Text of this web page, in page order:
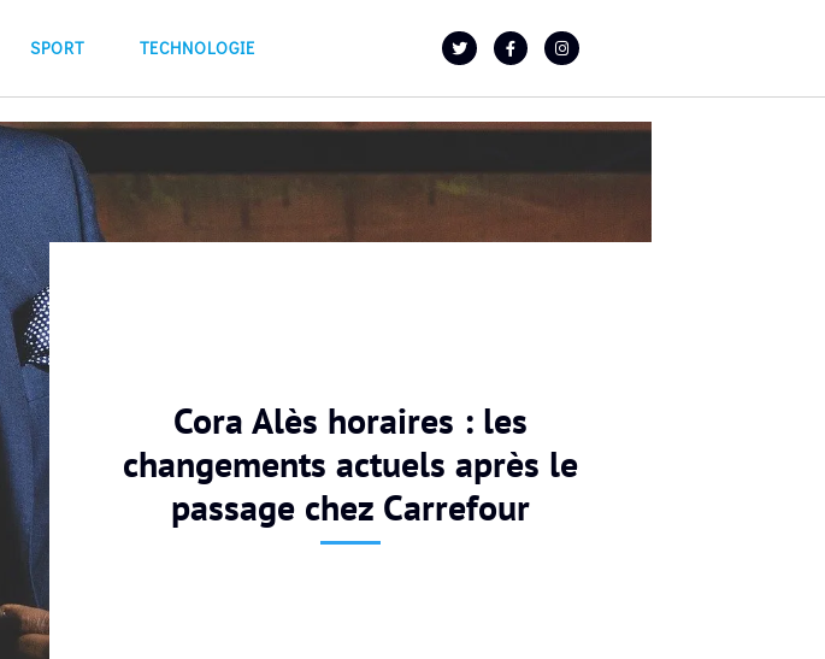
SPORT TECHNOLOGIE
Cora Alès horaires : les
changements actuels après le
passage chez Carrefour